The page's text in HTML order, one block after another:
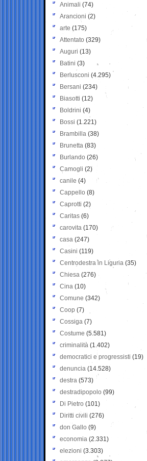
Animali (74)
Arancioni (2)
arte (175)
Attentato (329)
Auguri (13)
Batini (3)
Berlusconi (4.295)
Bersani (234)
Biasotti (12)
Boldrini (4)
Bossi (1.221)
Brambilla (38)
Brunetta (83)
Burlando (26)
Camogli (2)
canile (4)
Cappello (8)
Caprotti (2)
Caritas (6)
carovita (170)
casa (247)
Casini (119)
Centrodestra in Liguria (35)
Chiesa (276)
Cina (10)
Comune (342)
Coop (7)
Cossiga (7)
Costume (5.581)
criminalità (1.402)
democratici e progressisti (19)
denuncia (14.528)
destra (573)
destradipopolo (99)
Di Pietro (101)
Diritti civili (276)
don Gallo (9)
economia (2.331)
elezioni (3.303)